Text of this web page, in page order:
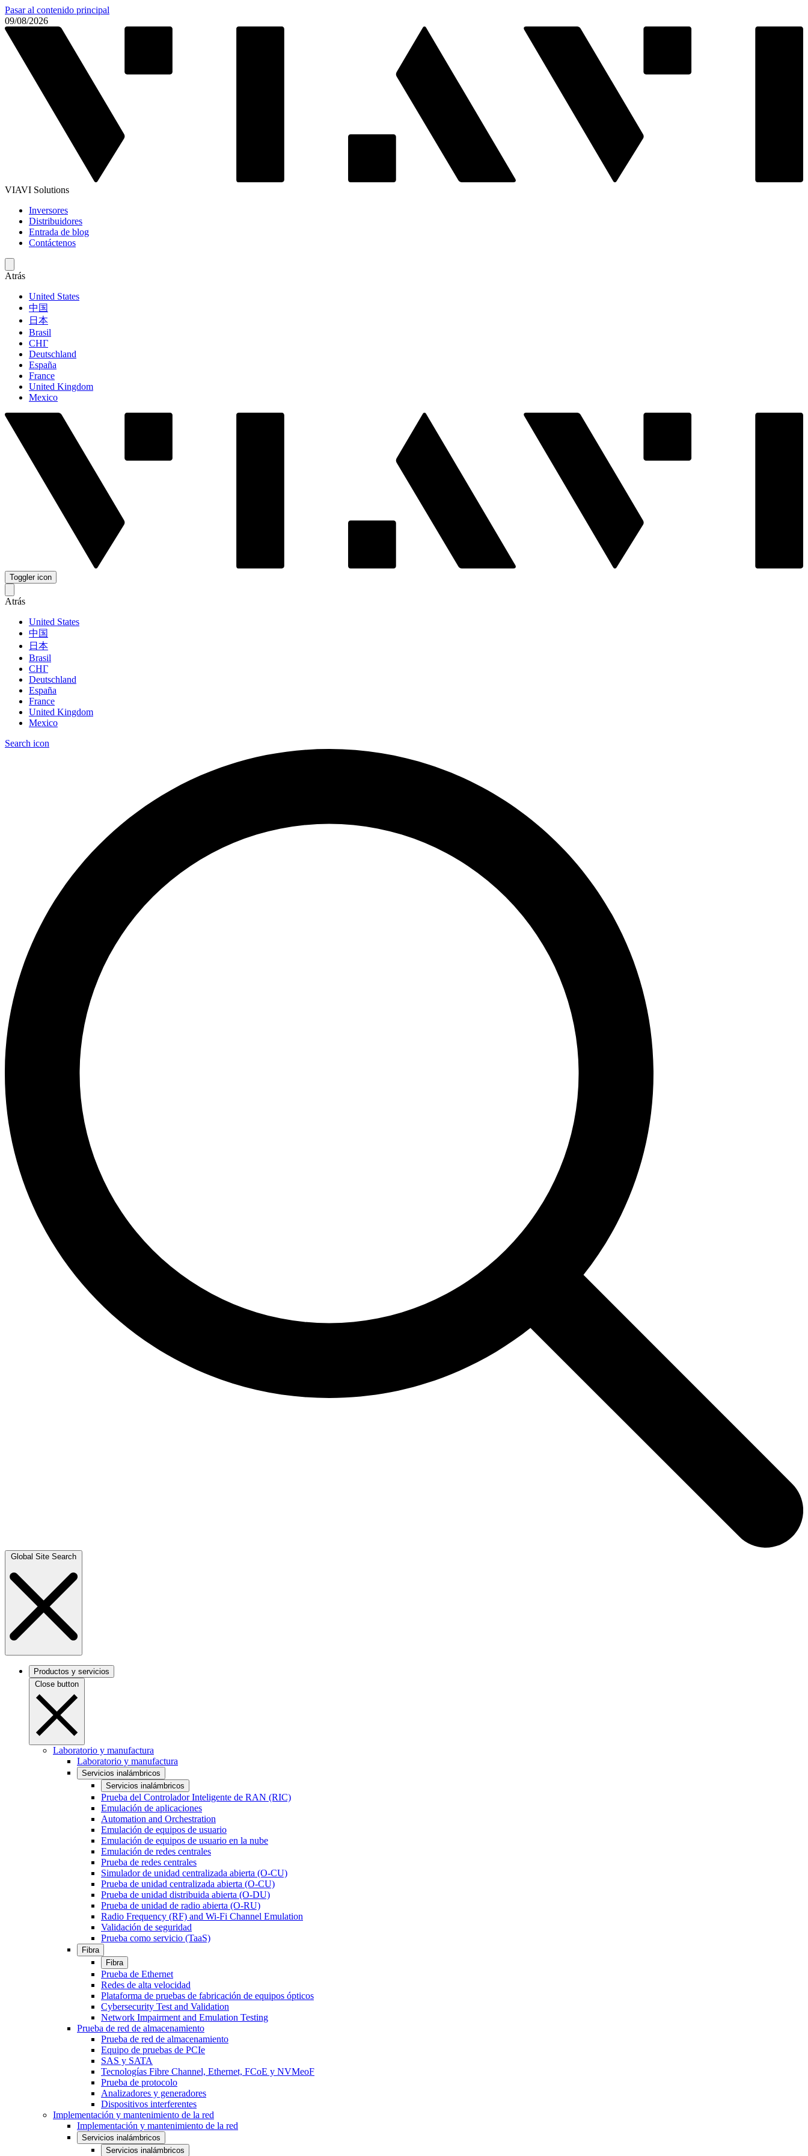
Pasar al contenido principal
09/08/2026
VIAVI Solutions
Inversores
Distribuidores
Entrada de blog
Contáctenos
Atrás
United States
中国
日本
Brasil
СНГ
Deutschland
España
France
United Kingdom
Mexico
Toggler icon
Atrás
United States
中国
日本
Brasil
СНГ
Deutschland
España
France
United Kingdom
Mexico
Search icon
Global Site Search
Productos y servicios
Close button
Laboratorio y manufactura
Laboratorio y manufactura
Servicios inalámbricos
Servicios inalámbricos
Prueba del Controlador Inteligente de RAN (RIC)
Emulación de aplicaciones
Automation and Orchestration
Emulación de equipos de usuario
Emulación de equipos de usuario en la nube
Emulación de redes centrales
Prueba de redes centrales
Simulador de unidad centralizada abierta (O-CU)
Prueba de unidad centralizada abierta (O-CU)
Prueba de unidad distribuida abierta (O-DU)
Prueba de unidad de radio abierta (O-RU)
Radio Frequency (RF) and Wi-Fi Channel Emulation
Validación de seguridad
Prueba como servicio (TaaS)
Fibra
Fibra
Prueba de Ethernet
Redes de alta velocidad
Plataforma de pruebas de fabricación de equipos ópticos
Cybersecurity Test and Validation
Network Impairment and Emulation Testing
Prueba de red de almacenamiento
Prueba de red de almacenamiento
Equipo de pruebas de PCIe
SAS y SATA
Tecnologías Fibre Channel, Ethernet, FCoE y NVMeoF
Prueba de protocolo
Analizadores y generadores
Dispositivos interferentes
Implementación y mantenimiento de la red
Implementación y mantenimiento de la red
Servicios inalámbricos
Servicios inalámbricos